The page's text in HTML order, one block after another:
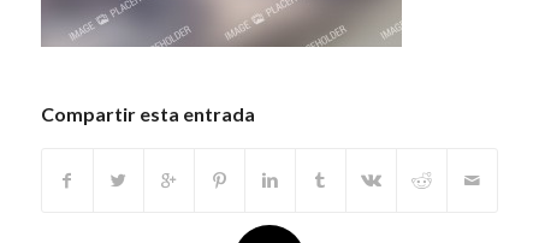
Compartir esta entrada